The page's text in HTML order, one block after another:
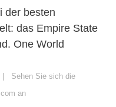
der besten
das Empire State
One World
| Sehen Sie sich die
an